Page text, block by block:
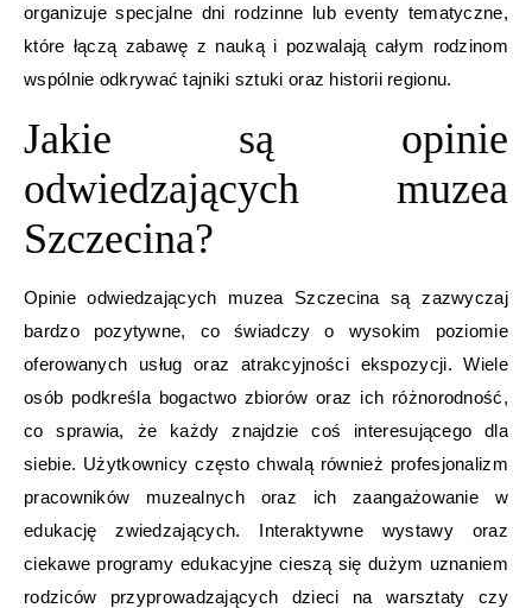
organizuje specjalne dni rodzinne lub eventy tematyczne,
które łączą zabawę z nauką i pozwalają całym rodzinom
wspólnie odkrywać tajniki sztuki oraz historii regionu.
Jakie są opinie
odwiedzających muzea
Szczecina?
Opinie odwiedzających muzea Szczecina są zazwyczaj
bardzo pozytywne, co świadczy o wysokim poziomie
oferowanych usług oraz atrakcyjności ekspozycji. Wiele
osób podkreśla bogactwo zbiorów oraz ich różnorodność,
co sprawia, że każdy znajdzie coś interesującego dla
siebie. Użytkownicy często chwalą również profesjonalizm
pracowników muzealnych oraz ich zaangażowanie w
edukację zwiedzających. Interaktywne wystawy oraz
ciekawe programy edukacyjne cieszą się dużym uznaniem
rodziców przyprowadzających dzieci na warsztaty czy